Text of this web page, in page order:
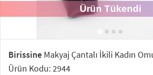
Tunik
Ürün Tükendi
Birissine Makyaj Çantalı İkili Kadın
Ürün Kodu: 2944